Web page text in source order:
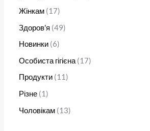
Жінкам 17
Здоров'я 49
Новинки 6
Особиста гігієна 17
Продукти 11
Різне 1
Чоловікам 13